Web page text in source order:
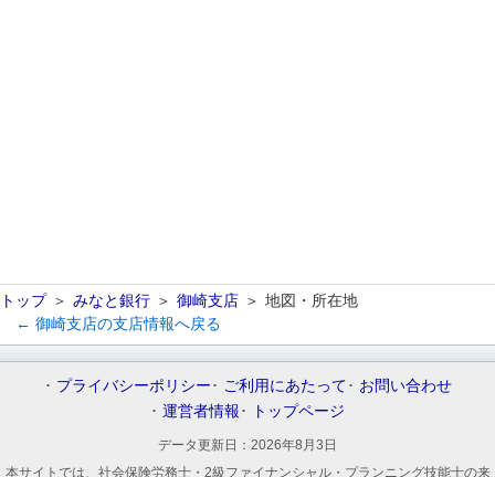
トップ みなと銀行 御崎支店
地図・所在地
← 御崎支店の支店情報へ戻る
プライバシーポリシー ご利用にあたって
お問い合わせ
運営者情報
トップページ
データ更新日： 2026年8月3日
本サイトでは、社会保険労務士・2級ファイナンシャル・プランニング技能士の来